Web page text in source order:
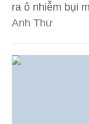
ra ô nhiễm bụi
Anh Thư